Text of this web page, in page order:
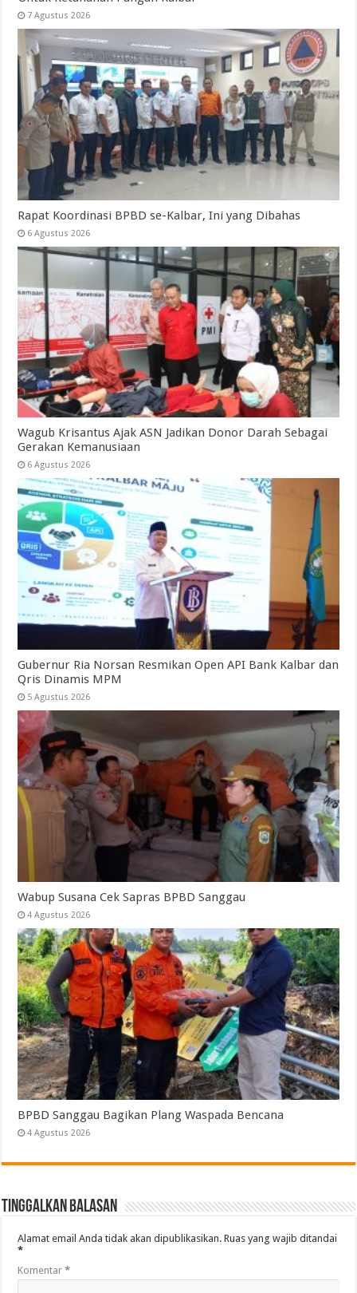
7 Agustus 2026
Rapat Koordinasi BPBD se-Kalbar, Ini yang Dibahas
6 Agustus 2026
Wagub Krisantus Ajak ASN Jadikan Donor Darah Sebagai
Gerakan Kemanusiaan
6 Agustus 2026
Gubernur Ria Norsan Resmikan Open API Bank Kalbar dan
Qris Dinamis MPM
5 Agustus 2026
Wabup Susana Cek Sapras BPBD Sanggau
4 Agustus 2026
BPBD Sanggau Bagikan Plang Waspada Bencana
4 Agustus 2026
Tinggalkan Balasan
Alamat email Anda tidak akan dipublikasikan. Ruas yang wajib ditandai
*
Komentar*